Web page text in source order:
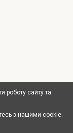
роботу сайту та
з нашими cookie.